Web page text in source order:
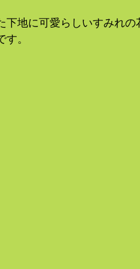
下地に可愛らしいすみれの
。